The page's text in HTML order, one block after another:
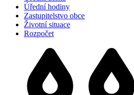
Úřední hodiny
Zastupitelstvo obce
Životní situace
Rozpočet